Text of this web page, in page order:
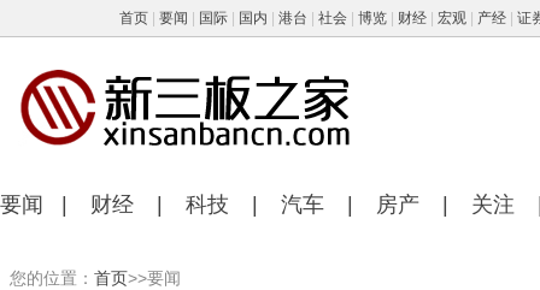
首页| 要闻 国际| 国内 港台 社会| 博览| 财经| 宏观| 产经| 证
要闻 财经 科技 汽车 房产 关注
您的位置： 首页>>要闻